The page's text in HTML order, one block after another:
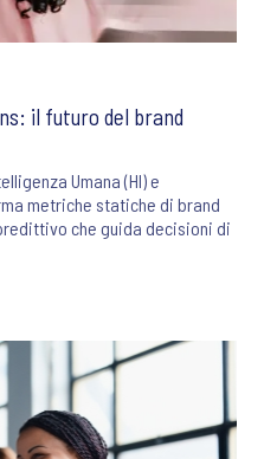
il futuro del brand
Umana (HI) e
metriche statiche di brand
che guida decisioni di